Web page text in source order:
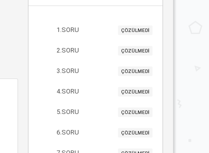
1.SORU ÇÖZÜLMEDİ
2.SORU ÇÖZÜLMEDİ
3.SORU ÇÖZÜLMEDİ
4.SORU ÇÖZÜLMEDİ
5.SORU ÇÖZÜLMEDİ
6.SORU ÇÖZÜLMEDİ